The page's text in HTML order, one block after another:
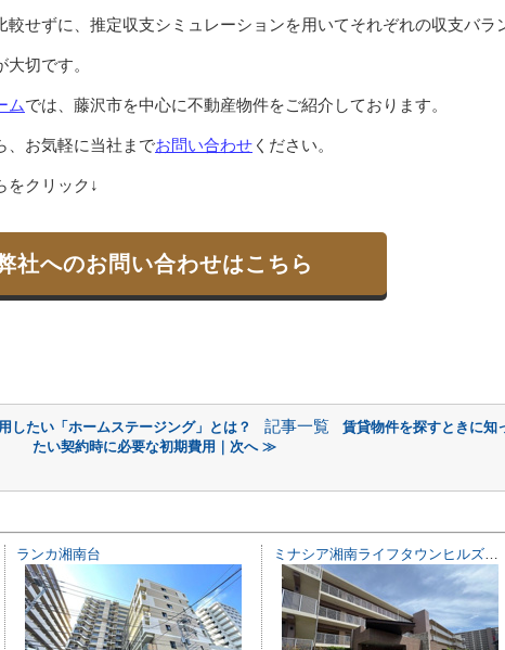
較せずに、推定収支シミュレーションを用いてそれぞれの収支バラ
切です。
ムでは、藤沢市を中心に不動産物件をご紹介しております。
、お気軽に当社までお問い合わせ ください。
をクリック↓
社へのお問い合わせはこちら
たい「ホームステージング」とは？ 記事一覧
賃貸物件を探すときに知
たい契約時に必要な初期費用｜次へ ≫
ランカ湘南台